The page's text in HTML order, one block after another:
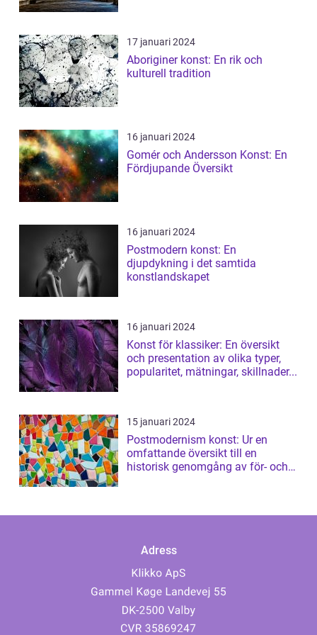
17 januari 2024
Aboriginer konst: En rik och
kulturell tradition
16 januari 2024
Gomér och Andersson Konst: En
Fördjupande Översikt
16 januari 2024
Postmodern konst: En
djupdykning i det samtida
konstlandskapet
16 januari 2024
Konst för klassiker: En översikt
och presentation av olika typer,
popularitet, mätningar, skillnader...
15 januari 2024
Postmodernism konst: Ur en
omfattande översikt till en
historisk genomgång av för- och
Adress